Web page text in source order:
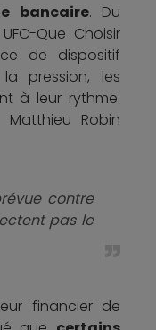
bancaire. Du
Que Choisir
de dispositif
pression, les
à leur rythme.
Robin
contre
pas le
financier de